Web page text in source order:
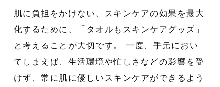
肌に負担をかけない、スキンケアの効果を最大
化するために、「タオルもスキンケアグッズ」
と考えることが大切です。 一度、手元におい
てしまえば、生活環境や忙しさなどの影響を受
けず、常に肌に優しいスキンケアができるよう